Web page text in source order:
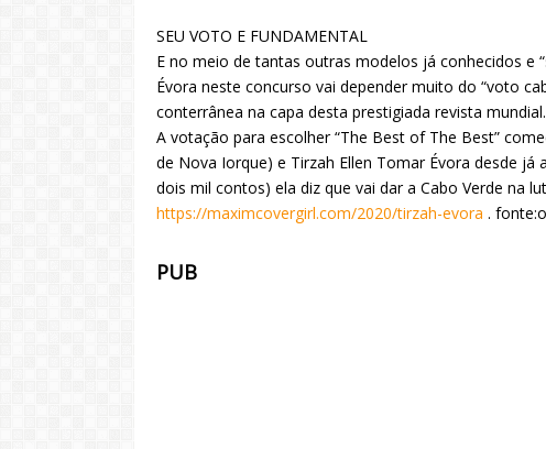
SEU VOTO E FUNDAMENTAL
E no meio de tantas outras modelos já conhecidos e
Évora neste concurso vai depender muito do “voto
conterrânea na capa desta prestigiada revista mundial.
A votação para escolher “The Best of The Best”
de Nova Iorque) e Tirzah Ellen Tomar Évora desde
dois mil contos) ela diz que vai dar a Cabo Verde na
https://maximcovergirl.com/2020/tirzah-evora .
PUB